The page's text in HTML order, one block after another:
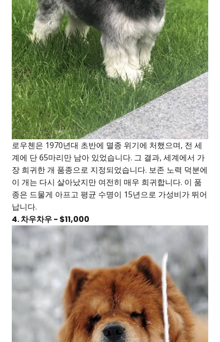
로우첸은 1970년대 초반에 멸종 위기에 처했으며, 전 세
계에 단 65마리만 남아 있었습니다. 그 결과, 세계에서 가
장 희귀한 개 품종으로 지정되었습니다. 보존 노력 덕분에
이 개는 다시 살아났지만 여전히 매우 희귀합니다. 이 품
종은 드물게 아프고 평균 수명이 15년으로 가성비가 뛰어
납니다.
4. 차우차우 - $11,000